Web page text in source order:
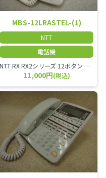
MBS-12LRASTEL-(1)
NTT
電話機
NTT RX RX2シリーズ 12ボタン スター回線 受話音量増大電話機-「1」 MBS-12LRASTEL-(1)
11,000円(税込)